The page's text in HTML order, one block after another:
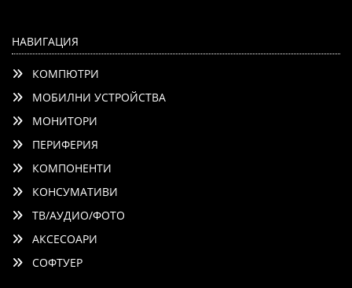
НАВИГАЦИЯ
КОМПЮТРИ
МОБИЛНИ УСТРОЙСТВА
МОНИТОРИ
ПЕРИФЕРИЯ
КОМПОНЕНТИ
КОНСУМАТИВИ
ТВ/АУДИО/ФОТО
АКСЕСОАРИ
СОФТУЕР